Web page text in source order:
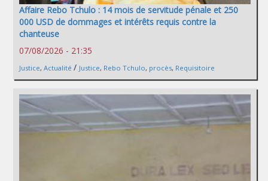
Affaire Rebo Tchulo : 14 mois de servitude pénale et 250
000 USD de dommages et intérêts requis contre la
chanteuse
07/08/2026 - 21:35
Justice, Actualité / Justice, Rebo Tchulo, procès, Requisitoire